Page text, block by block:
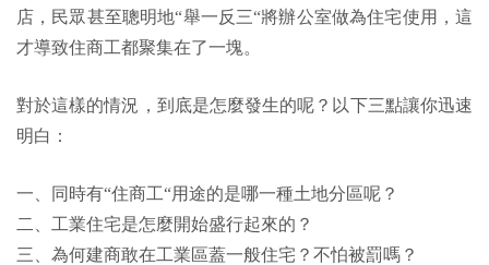
店，民眾甚至聰明地“舉一反三“將辦公室做為住宅使用，這
才導致住商工都聚集在了一塊。
對於這樣的情況，到底是怎麼發生的呢？以下三點讓你迅速
明白：
一、同時有“住商工“用途的是哪一種土地分區呢？
二、工業住宅是怎麼開始盛行起來的？
三、為何建商敢在工業區蓋一般住宅？不怕被罰嗎？